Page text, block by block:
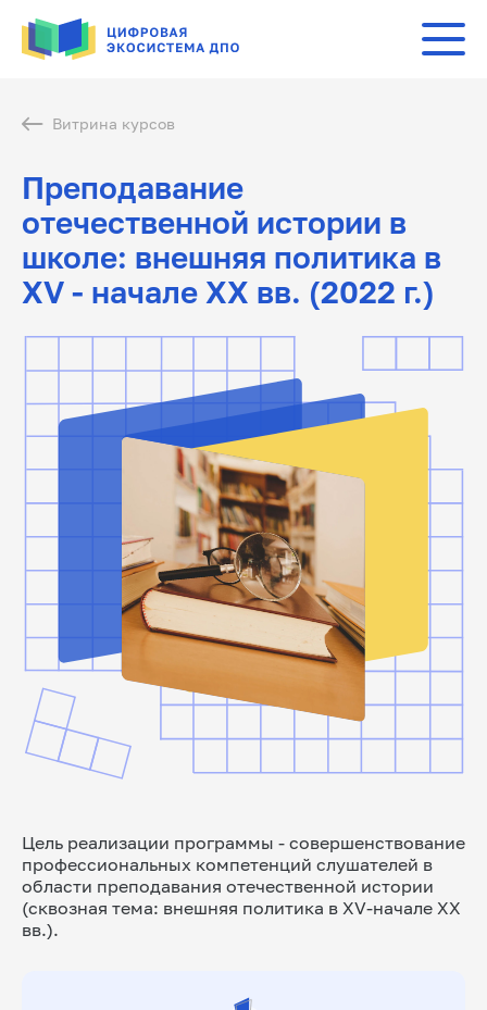
Витрина курсов
Преподавание
отечественной истории в
школе: внешняя политика в
XV - начале XX вв. (2022 г.)
Цель реализации программы - совершенствование
профессиональных компетенций слушателей в
области преподавания отечественной истории
(сквозная тема: внешняя политика в XV-начале XX
вв.).